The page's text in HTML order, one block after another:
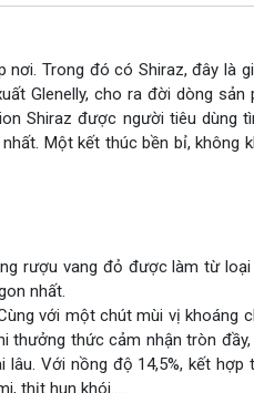
Trong đó có Shiraz, đây là
Glenelly, cho ra đời dòng sản
Shiraz được người tiêu dùng
Một kết thúc bền bỉ, không
rượu vang đỏ được làm từ loại
nhất.
với một chút mùi vị khoáng
thưởng thức cảm nhận tròn
Với nồng độ 14,5%, kết hợp
thịt hun khói…..